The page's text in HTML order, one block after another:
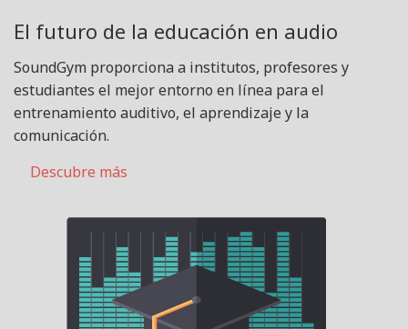
El futuro de la educación en audio
SoundGym proporciona a institutos, profesores y
estudiantes el mejor entorno en línea para el
entrenamiento auditivo, el aprendizaje y la
comunicación.
Descubre más